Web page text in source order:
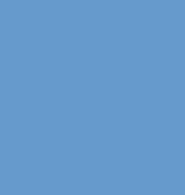
Frankfurt am Main
Freimaurerei | Die
| Als Kind der Aufklärung
und Humanität“!